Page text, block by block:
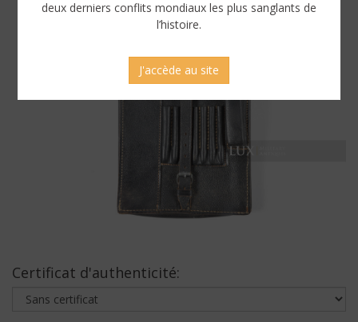
Certificat d'authenticité:
deux derniers conflits mondiaux les plus sanglants de
l’histoire.
J'accède au site